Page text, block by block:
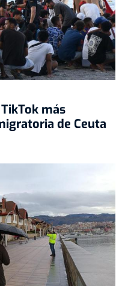
más
de Ceuta